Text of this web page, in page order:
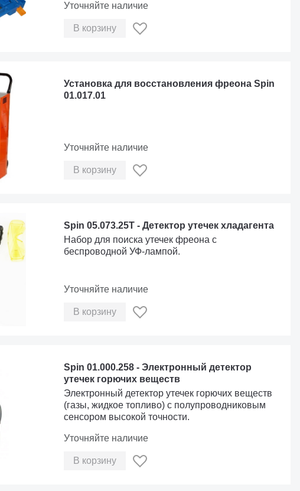
Уточняйте наличие
В корзину
Установка для восстановления фреона Spin
01.017.01
Уточняйте наличие
В корзину
Spin 05.073.25T - Детектор утечек хладагента
Набор для поиска утечек фреона с
беспроводной УФ-лампой.
Уточняйте наличие
В корзину
Spin 01.000.258 - Электронный детектор
утечек горючих веществ
Электронный детектор утечек горючих веществ
(газы, жидкое топливо) с полупроводниковым
сенсором высокой точности.
Уточняйте наличие
В корзину